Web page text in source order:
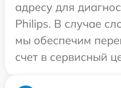
адресу для
Philips. В случае
мы обеспечим
счет в сервисный